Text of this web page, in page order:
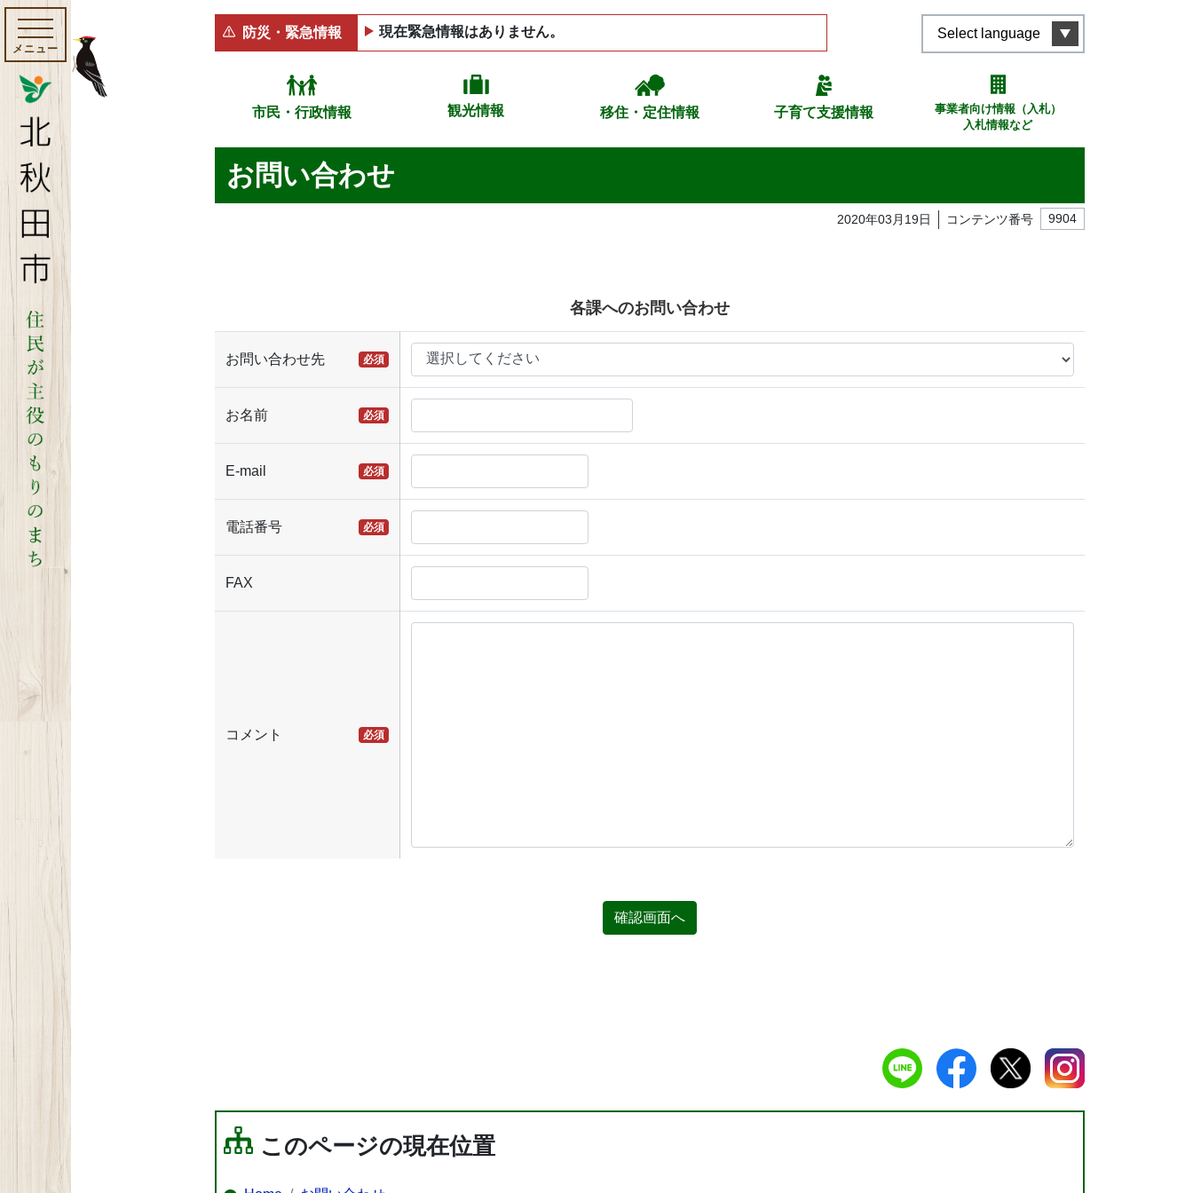
メニュー
防災・緊急情報 現在緊急情報はありません。 Select language
市民・行政情報 観光情報 移住・定住情報 子育て支援情報
事業者向け情報（入札）
入札情報など
お問い合わせ
2020年03月19日 コンテンツ番号 9904
各課へのお問い合わせ
お問い合わせ先 必須
お名前 必須
E-mail 必須
電話番号 必須
FAX
コメント 必須
確認画面へ
このページの現在位置